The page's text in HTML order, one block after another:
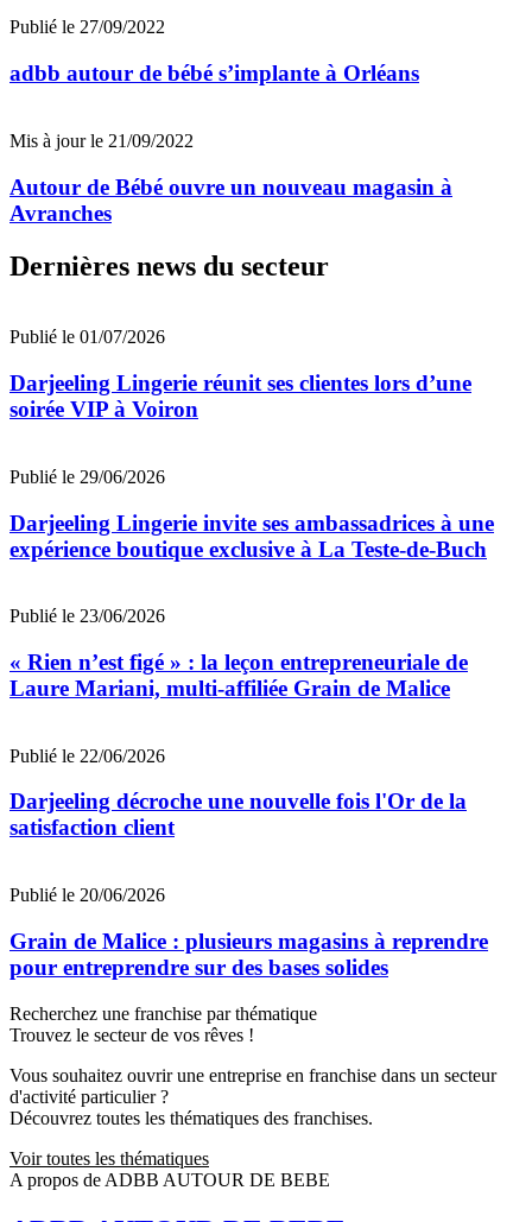
Publié le 27/09/2022
adbb autour de bébé s’implante à Orléans
Mis à jour le 21/09/2022
Autour de Bébé ouvre un nouveau magasin à
Avranches
Dernières news du secteur
Publié le 01/07/2026
Darjeeling Lingerie réunit ses clientes lors d’une
soirée VIP à Voiron
Publié le 29/06/2026
Darjeeling Lingerie invite ses ambassadrices à une
expérience boutique exclusive à La Teste-de-Buch
Publié le 23/06/2026
« Rien n’est figé » : la leçon entrepreneuriale de
Laure Mariani, multi-affiliée Grain de Malice
Publié le 22/06/2026
Darjeeling décroche une nouvelle fois l'Or de la
satisfaction client
Publié le 20/06/2026
Grain de Malice : plusieurs magasins à reprendre
pour entreprendre sur des bases solides
Recherchez une franchise par thématique
Trouvez le secteur de vos rêves !
Vous souhaitez ouvrir une entreprise en franchise dans un secteur
d'activité particulier ?
Découvrez toutes les thématiques des franchises.
Voir toutes les thématiques
A propos de ADBB AUTOUR DE BEBE